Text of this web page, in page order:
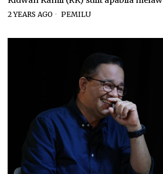
2 YEARS AGO PEMILU